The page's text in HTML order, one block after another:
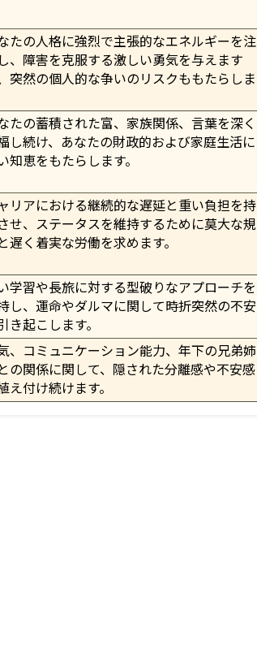
たの人格に強烈で主張的なエネルギーを注
、障害を克服する激しい勇気を与えます
突然の個人的な争いのリスクももたらしま
たの蓄積された富、家族関係、言葉を深く
し続け、あなたの財政的および家庭生活に
知恵をもたらします。
リアにおける継続的な遅延と重い負担を持
せ、ステータスを維持するために莫大な規
遅く着実な労働を求めます。
学習や長旅に対する型破りなアプローチを
し、運命やダルマに関して時折突然の不安
き起こします。
、コミュニケーション能力、年下の兄弟姉
の関係に関して、隠された分離感や不安感
え付け続けます。